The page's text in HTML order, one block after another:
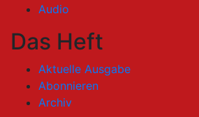
Audio
Das Heft
Aktuelle Ausgabe
Abonnieren
Archiv